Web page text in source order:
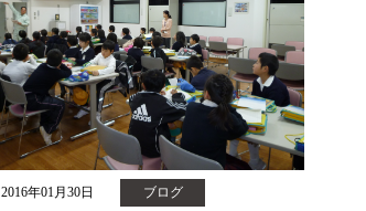
2016年01月30日 ブログ